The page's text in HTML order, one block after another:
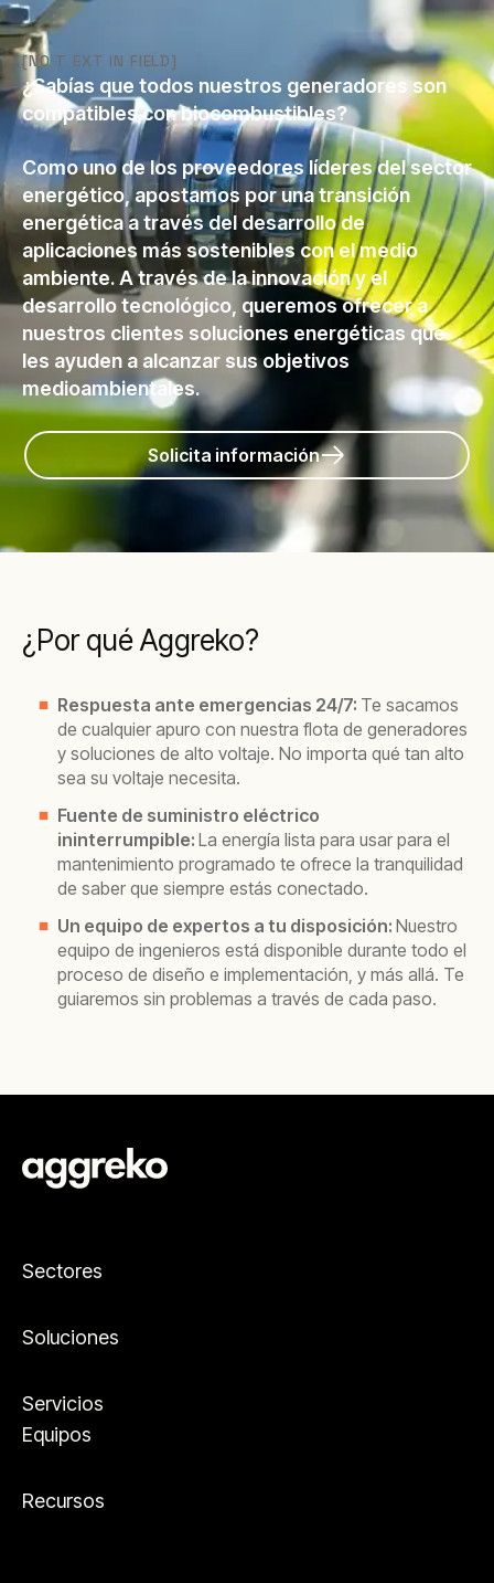
[NO T EXT IN FIELD]
¿Sabías que todos nuestros generadores son
compatibles con biocombustibles?
Como uno de los proveedores líderes del sector
energético, apostamos por una transición
energética a través del desarrollo de
aplicaciones más sostenibles con el medio
ambiente. A través de la innovación y el
desarrollo tecnológico, queremos ofrecer a
nuestros clientes soluciones energéticas que
les ayuden a alcanzar sus objetivos
medioambientales.
Solicita información
¿Por qué Aggreko?
Respuesta ante emergencias 24/7: Te sacamos
de cualquier apuro con nuestra flota de generadores
y soluciones de alto voltaje. No importa qué tan alto
sea su voltaje necesita.
Fuente de suministro eléctrico
ininterrumpible: La energía lista para usar para el
mantenimiento programado te ofrece la tranquilidad
de saber que siempre estás conectado.
Un equipo de expertos a tu disposición: Nuestro
equipo de ingenieros está disponible durante todo el
proceso de diseño e implementación, y más allá. Te
guiaremos sin problemas a través de cada paso.
Sectores
Soluciones
Servicios
Equipos
Recursos